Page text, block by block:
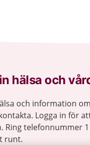
hälsa och
och information
Logga in för
Ring telefonnummer
runt.